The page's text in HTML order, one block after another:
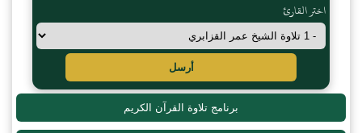
اختر القارئ
أرسل
برنامج تلاوة القرآن الكريم